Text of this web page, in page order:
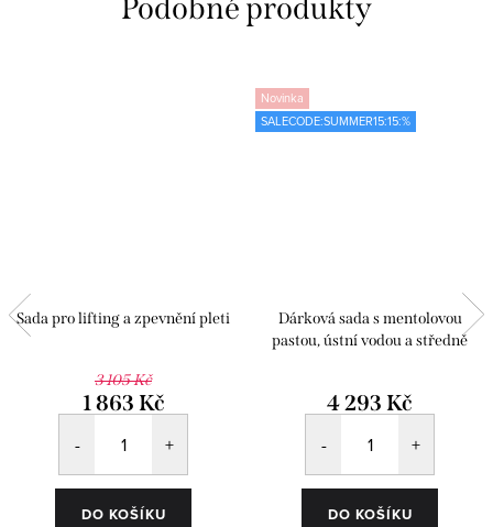
Sada pro lifting a zpevnění pleti
3 105 Kč
1 863 Kč
DO KOŠÍKU
Novinka
SALECODE:SUMMER15:15:%
Dárková sada s mentolovou
pastou, ústní vodou a středně
4 293 Kč
DO KOŠÍKU